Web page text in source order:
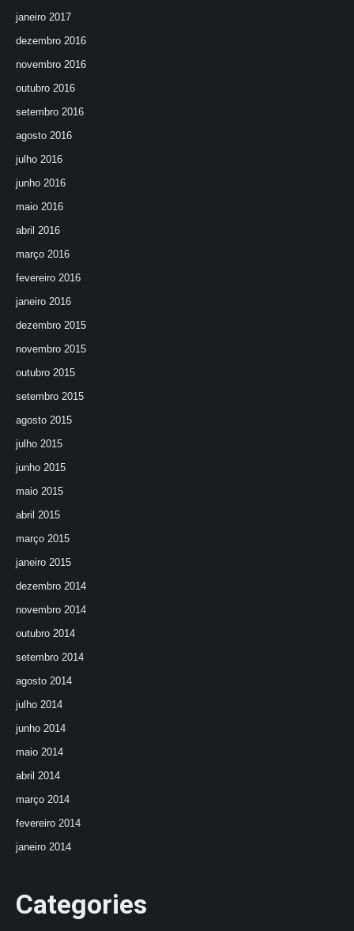
janeiro 2017
dezembro 2016
novembro 2016
outubro 2016
setembro 2016
agosto 2016
julho 2016
junho 2016
maio 2016
abril 2016
março 2016
fevereiro 2016
janeiro 2016
dezembro 2015
novembro 2015
outubro 2015
setembro 2015
agosto 2015
julho 2015
junho 2015
maio 2015
abril 2015
março 2015
janeiro 2015
dezembro 2014
novembro 2014
outubro 2014
setembro 2014
agosto 2014
julho 2014
junho 2014
maio 2014
abril 2014
março 2014
fevereiro 2014
janeiro 2014
Categories